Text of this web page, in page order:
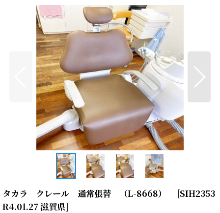
タカラ クレール 通常張替 （L-8668） [SIH2353
R4.01.27 滋賀県]